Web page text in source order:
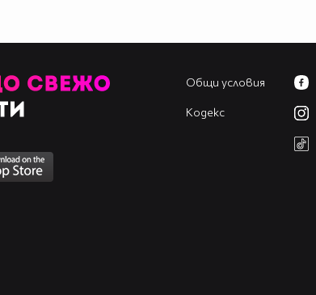
Общи условия
Кодекс